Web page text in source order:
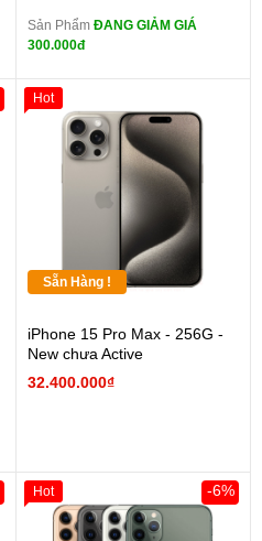
Sản Phẩm ĐANG GIẢM GIÁ
300.000đ
Sẵn Hàng !
iPhone 15 Pro Max - 256G -
New chưa Active
32.400.000₫
Hot
-6%
Hot